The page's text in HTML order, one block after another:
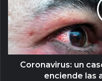
Coronavirus: un
enciende las